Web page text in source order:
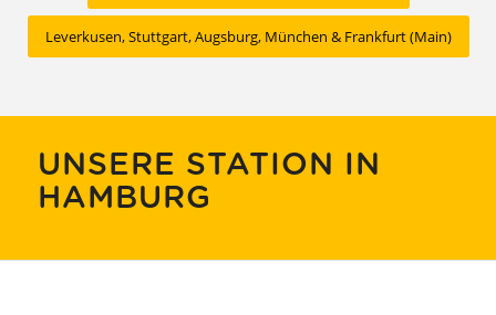
Leverkusen, Stuttgart, Augsburg, München & Frankfurt (Main)
UNSERE STATION IN
HAMBURG